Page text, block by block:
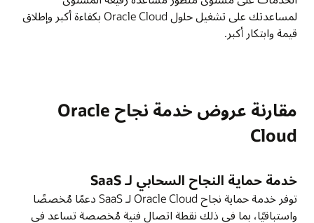
لمساعدتك على تشغيل حلول Oracle Cloud بكفاءة أكبر وإطلاق
قيمة وابتكار أكبر.
مقارنة عروض خدمة نجاح Oracle
Cloud
خدمة حماية النجاح السحابي لـ SaaS
توفر خدمة حماية نجاح Oracle Cloud لـ SaaS دعمًا مُخصصًا
واستباقيًا، بما في ذلك نقطة اتصال فنية مُخصصة تساعد في